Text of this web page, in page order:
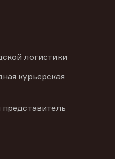
логистики
курьерская